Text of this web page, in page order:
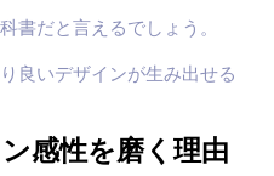
書だと言えるでしょう。
良いデザインが生み出せる
感性を磨く理由